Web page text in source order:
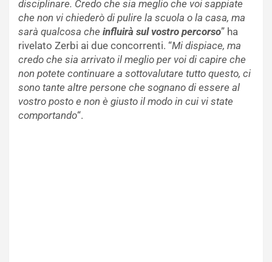
disciplinare. Credo che sia meglio che voi sappiate
che non vi chiederò di pulire la scuola o la casa, ma
sarà qualcosa che influirà sul vostro percorso” ha
rivelato Zerbi ai due concorrenti. “Mi dispiace, ma
credo che sia arrivato il meglio per voi di capire che
non potete continuare a sottovalutare tutto questo, ci
sono tante altre persone che sognano di essere al
vostro posto e non è giusto il modo in cui vi state
comportando“.